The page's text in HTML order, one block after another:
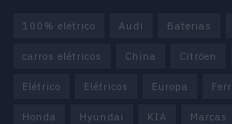
100% elétrico Audi Baterias
carros elétricos China Citröen
Elétrico Elétricos Europa
Honda Hyundai KIA Marcas